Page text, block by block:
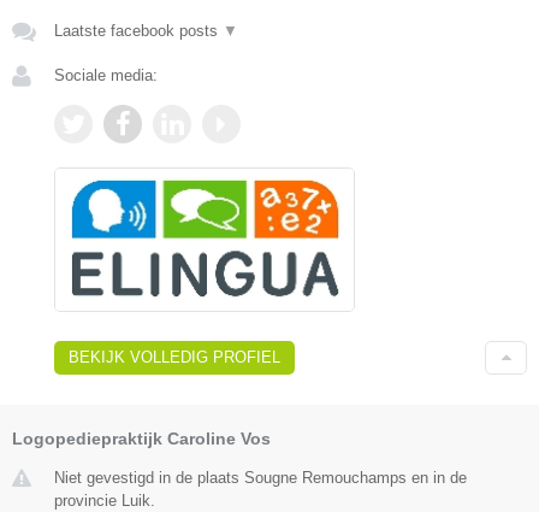
Laatste facebook posts ▼
Sociale media:
BEKIJK VOLLEDIG PROFIEL
Logopediepraktijk Caroline Vos
Niet gevestigd in de plaats Sougne Remouchamps en in de
provincie Luik.